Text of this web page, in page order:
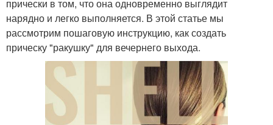
прически в том, что она одновременно выглядит
нарядно и легко выполняется. В этой статье мы
рассмотрим пошаговую инструкцию, как создать
прическу "ракушку" для вечернего выхода.